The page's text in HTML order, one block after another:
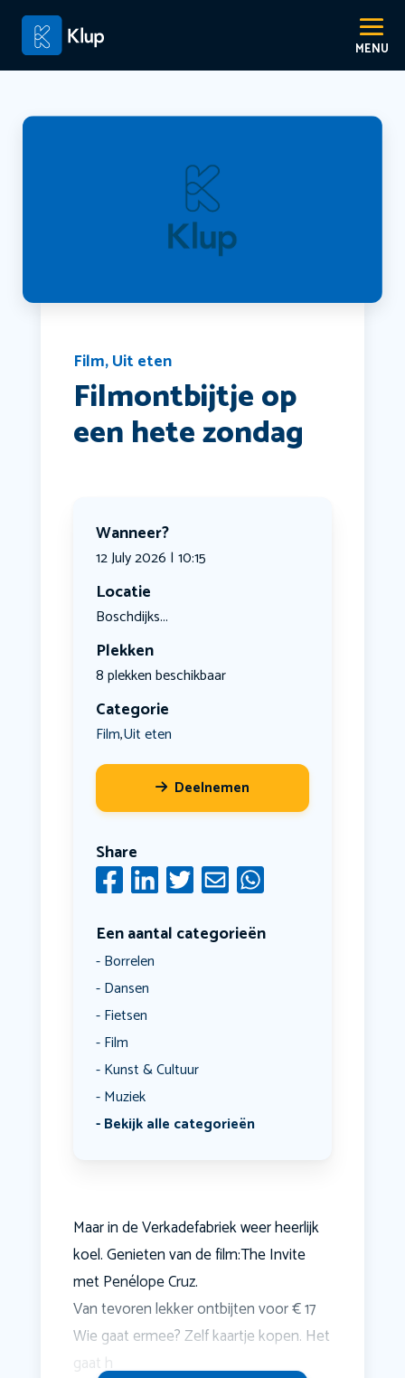
Film,Uit eten
Filmontbijtje op
een hete zondag
Wanneer?
12 July 2026 | 10:15
Locatie
Boschdijks...
Plekken
8 plekken beschikbaar
Categorie
Film,Uit eten
Deelnemen
Share
Een aantal categorieën
Borrelen
Dansen
Fietsen
Film
Kunst & Cultuur
Muziek
Bekijk alle categorieën
Maar in de Verkadefabriek weer heerlijk
koel. Genieten van de film:The Invite
met Penélope Cruz.
Van tevoren lekker ontbijten voor € 17
Wie gaat ermee? Zelf kaartje kopen. Het
gaat h